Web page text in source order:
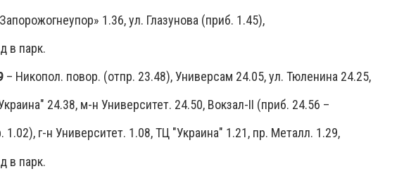
1.36, ул. Глазунова (приб. 1.45),
в парк.
– Никопол. повор. (отпр. 23.48), Универсам 24.05, ул. Тюленина 24.25,
24.38, м-н Университет. 24.50, Вокзал-II (приб. 24.56 –
1.02), г-н Университет. 1.08, ТЦ "Украина" 1.21, пр. Металл. 1.29,
в парк.